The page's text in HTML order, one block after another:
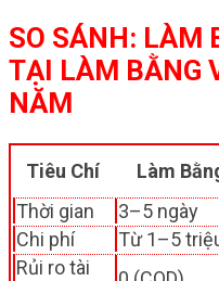
SO SÁNH: LÀM
TẠI LÀM BẰNG
NĂM
Tiêu Chí Làm
Thời gian
3–5 ngày
Chi phí
Từ 1–5
Rủi ro tài